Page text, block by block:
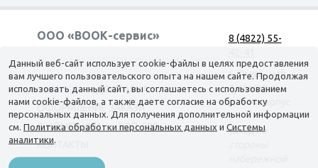
ООО «ВООК-сервис»
Согласие на обработку персональных данных
КАТАЛОГ
ДОСТАВКА
ОФОРМЛЕНИЕ ЗАКАЗА
О КОМПАНИИ
ТОП-500
КОНТАКТЫ
8 (4822) 55-
г. Тверь, наб.
А. Никитина,
д. 144 корпус
1
(вход со
Данный веб-сайт использует cookie-файлы в целях предоставления
вам лучшего пользовательского опыта на нашем сайте. Продолжая
использовать данный сайт, вы соглашаетесь с использованием
нами cookie-файлов, а также даете согласие на обработку
персональных данных. Для получения дополнительной информации
см. Политика обработки персональных данных и Системы
аналитики